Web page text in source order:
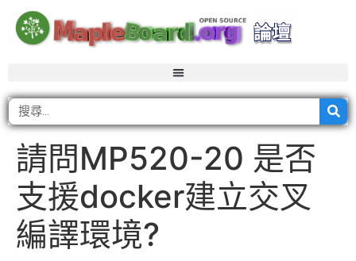
請問MP520-20 是否
支援docker建立交叉
編譯環境?